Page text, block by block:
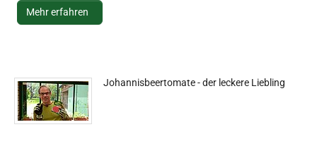
Mehr erfahren
Johannisbeertomate - der leckere Liebling